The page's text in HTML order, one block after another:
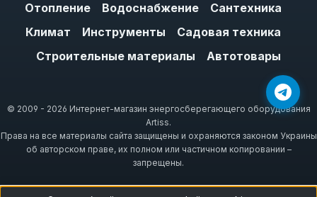
Отопление Водоснабжение
Сантехника
Климат
Инструменты
Садовая техника
Строительные материалы
Автотовары
© 2009 - 2026 Интернет-магазин энергосберегающего оборудования
Artiss.
Права на все материалы сайта защищены и охраняются законом Украины
об авторском праве, их полном или частичном копировании –
запрещены.